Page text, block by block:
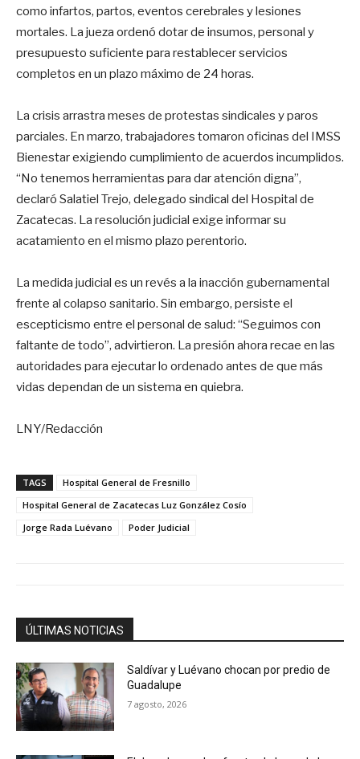
como infartos, partos, eventos cerebrales y lesiones
mortales. La jueza ordenó dotar de insumos, personal y
presupuesto suficiente para restablecer servicios
completos en un plazo máximo de 24 horas.
La crisis arrastra meses de protestas sindicales y paros
parciales. En marzo, trabajadores tomaron oficinas del IMSS
Bienestar exigiendo cumplimiento de acuerdos incumplidos.
“No tenemos herramientas para dar atención digna”,
declaró Salatiel Trejo, delegado sindical del Hospital de
Zacatecas. La resolución judicial exige informar su
acatamiento en el mismo plazo perentorio.
La medida judicial es un revés a la inacción gubernamental
frente al colapso sanitario. Sin embargo, persiste el
escepticismo entre el personal de salud: “Seguimos con
faltante de todo”, advirtieron. La presión ahora recae en las
autoridades para ejecutar lo ordenado antes de que más
vidas dependan de un sistema en quiebra.
LNY/Redacción
TAGS
Hospital General de Fresnillo
Hospital General de Zacatecas Luz González Cosío
Jorge Rada Luévano
Poder Judicial
ÚLTIMAS NOTICIAS
Saldívar y Luévano chocan por predio de
Guadalupe
7 agosto, 2026